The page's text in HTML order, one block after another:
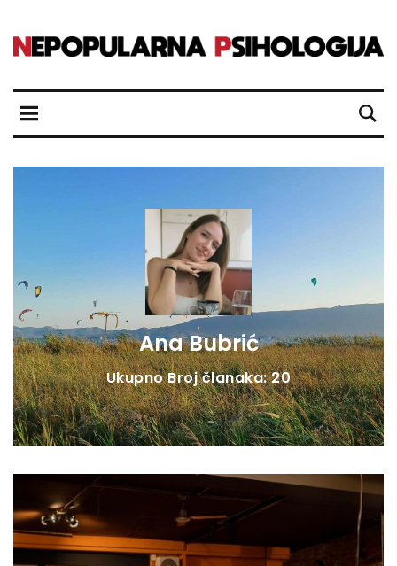
Ana Bubrić
Ukupno Broj članaka: 20